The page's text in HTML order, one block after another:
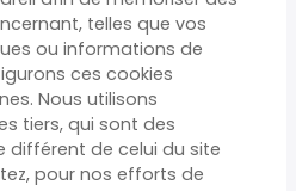
telles que vos
ou informations de
ces cookies
Nous utilisons
tiers, qui sont des
différent de celui du site
pour nos efforts de